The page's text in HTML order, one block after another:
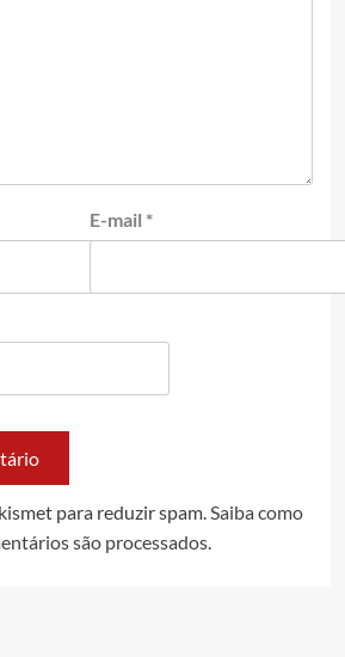
E-mail *
para reduzir spam.Saiba como
são processados.